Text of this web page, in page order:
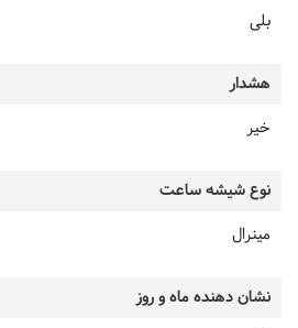
بلی
هشدار
خیر
نوع شیشه ساعت
مینرال
نشان دهنده ماه و روز